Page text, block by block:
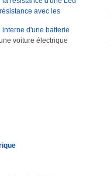
avec les
d'une batterie
voiture électrique